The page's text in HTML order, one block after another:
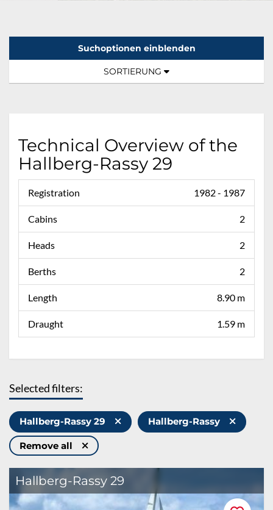
Suchoptionen einblenden
TOGGLE NAVIGATION
SORTIERUNG
Technical Overview of the
Hallberg-Rassy 29
Registration 1982 - 1987
Cabins 2
Heads 2
Berths 2
Length 8.90 m
Draught 1.59 m
Selected filters:
Hallberg-Rassy 29 Hallberg-Rassy
Remove all
Hallberg-Rassy 29